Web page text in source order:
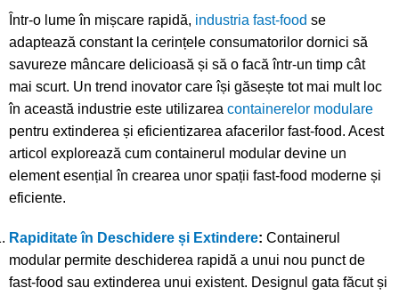
Într-o lume în mișcare rapidă, industria fast-food se
adaptează constant la cerințele consumatorilor dornici să
savureze mâncare delicioasă și să o facă într-un timp cât
mai scurt. Un trend inovator care își găsește tot mai mult loc
în această industrie este utilizarea containerelor modulare
pentru extinderea și eficientizarea afacerilor fast-food. Acest
articol explorează cum containerul modular devine un
element esențial în crearea unor spații fast-food moderne și
eficiente.
Rapiditate în Deschidere și Extindere: Containerul
modular permite deschiderea rapidă a unui nou punct de
fast-food sau extinderea unui existent. Designul gata făcut și